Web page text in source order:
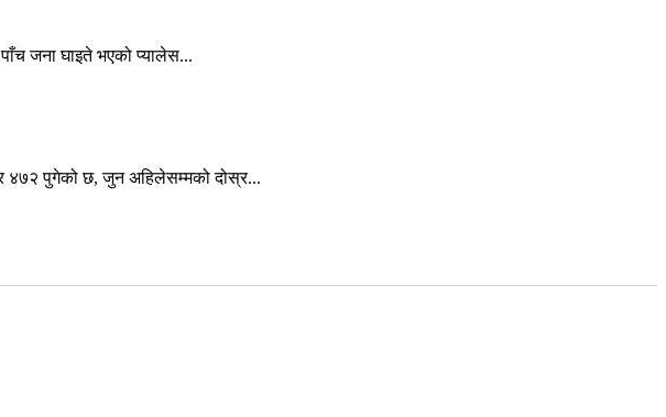
जना घाइते भएको प्यालेस...
४७२ पुगेको छ, जुन अहिलेसम्मको दोस्र...